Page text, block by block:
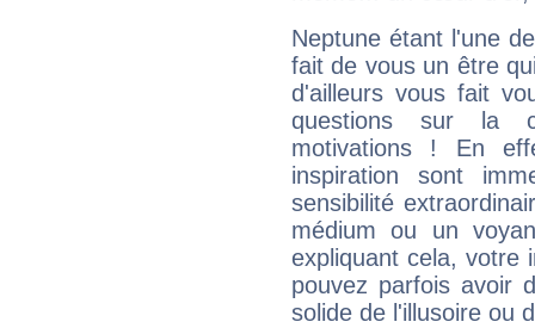
Neptune étant l'une
fait de vous un être
d'ailleurs vous fait
questions sur la
motivations ! En
inspiration sont
sensibilité
médium ou un
expliquant cela, votre
pouvez parfois avoir
solide de l'illusoire ou